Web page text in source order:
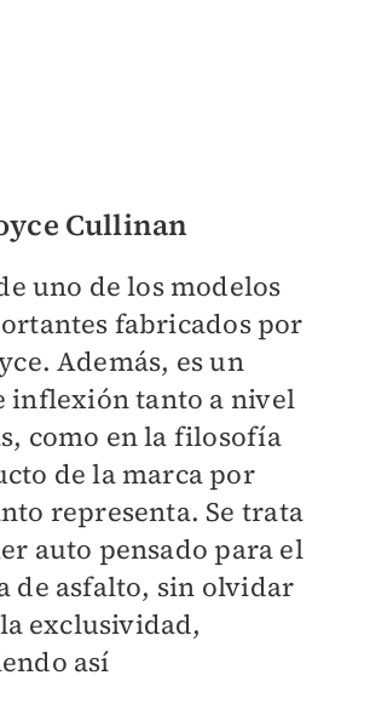
Cullinan
uno de los modelos
fabricados por
Además, es un
inflexión tanto a nivel
como en la filosofía
de la marca por
representa. Se trata
auto pensado para el
de asfalto, sin olvidar
exclusividad,
así